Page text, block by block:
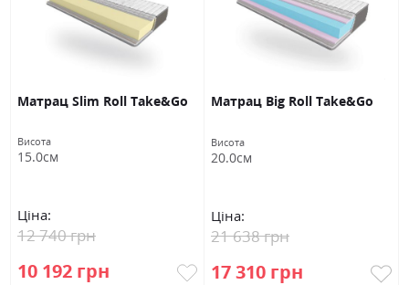
Матрац Slim Roll Take&Go
Висота
15.0см
Ціна:
10 192 грн
12 740 грн
Матрац Big Roll Take&Go
Висота
20.0см
Ціна:
17 310 грн
21 638 грн